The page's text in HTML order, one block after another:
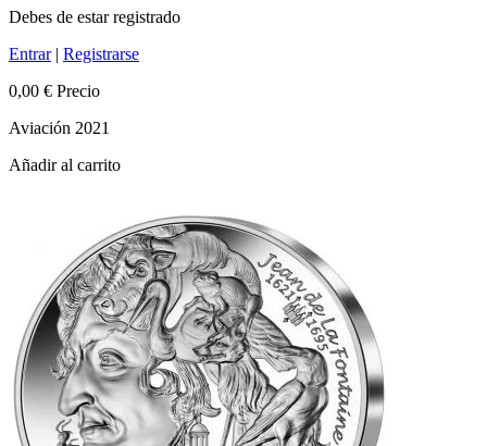
Debes de estar registrado
Entrar| Registrarse
0,00 € Precio
Aviación 2021
Añadir al carrito